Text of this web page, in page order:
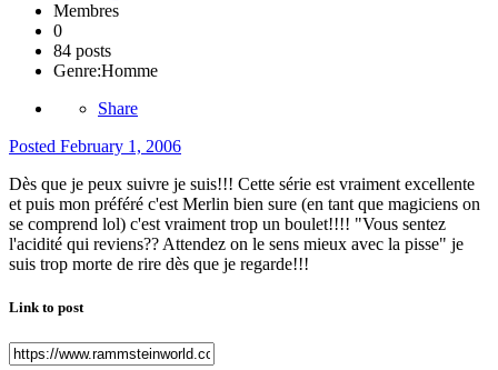
Membres
0
84 posts
Genre:Homme
Share
Posted February 1, 2006
Dès que je peux suivre je suis!!! Cette série est vraiment excellente
et puis mon préféré c'est Merlin bien sure (en tant que magiciens on
se comprend lol) c'est vraiment trop un boulet!!!! "Vous sentez
l'acidité qui reviens?? Attendez on le sens mieux avec la pisse" je
suis trop morte de rire dès que je regarde!!!
Link to post